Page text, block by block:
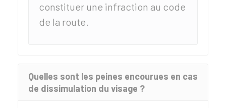
constituer une infraction au code
de la route.
Quelles sont les peines encourues en cas
de dissimulation du visage ?